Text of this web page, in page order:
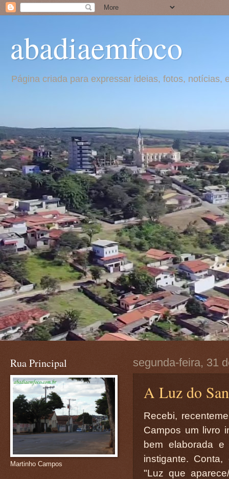
abadiaemfoco
Página criada para expressar ideias, fotos,
segunda-feira, 31
A Luz do
Recebi,
Campos um livro
bem elaborada
instigante.
"Luz que
Rua Principal
Martinho Campos